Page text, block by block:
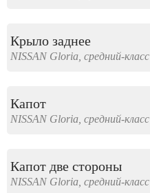
Крыло заднее
NISSAN Gloria, средний-класс
Капот
NISSAN Gloria, средний-класс
Капот две стороны
NISSAN Gloria, средний-класс